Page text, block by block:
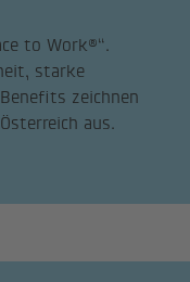
to Work®“.
starke
zeichnen
aus.